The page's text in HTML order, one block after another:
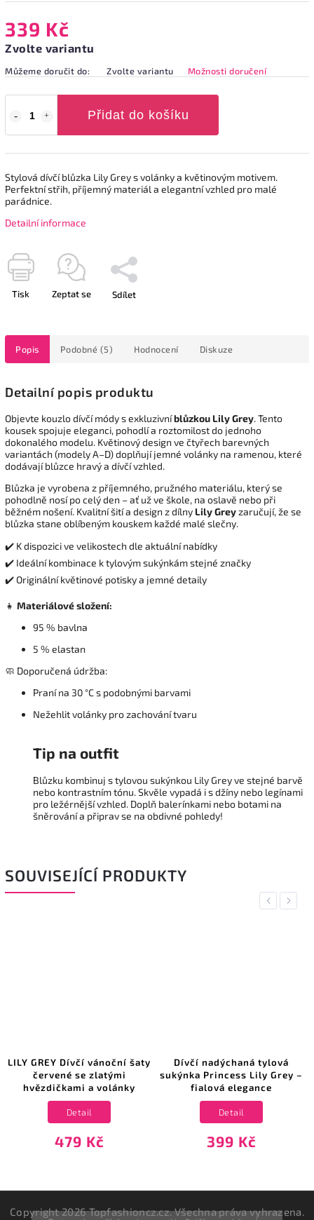
339 Kč
Zvolte variantu
Můžeme doručit do: Zvolte variantu Možnosti doručení
Přidat do košíku
Stylová dívčí blůzka Lily Grey s volánky a květinovým motivem.
Perfektní střih, příjemný materiál a elegantní vzhled pro malé
parádnice.
Detailní informace
Tisk Zeptat se Sdílet
Popis Podobné (5) Hodnocení Diskuze
Detailní popis produktu
Objevte kouzlo dívčí módy s exkluzivníblůzkou Lily Grey. Tento
kousek spojuje eleganci, pohodlí a roztomilost do jednoho
dokonalého modelu. Květinový design ve čtyřech barevných
variantách (modely A–D) doplňují jemné volánky na ramenou, které
dodávají blůzce hravý a dívčí vzhled.
Blůzka je vyrobena z příjemného, pružného materiálu, který se
pohodlně nosí po celý den – ať už ve škole, na oslavě nebo při
běžném nošení. Kvalitní šití a design z dílny Lily Greyzaručují, že se
blůzka stane oblíbeným kouskem každé malé slečny.
✔️ K dispozici ve velikostech dle aktuální nabídky
✔️ Ideální kombinace k tylovým sukýnkám stejné značky
✔️ Originální květinové potisky a jemné detaily
👧 Materiálové složení:
95 % bavlna
5 % elastan
🧼 Doporučená údržba:
Praní na 30 °C s podobnými barvami
Nežehlit volánky pro zachování tvaru
Tip na outfit
Blůzku kombinuj s tylovou sukýnkou Lily Grey ve stejné barvě
nebo kontrastním tónu. Skvěle vypadá i s džíny nebo legínami
pro ležérnější vzhled. Doplň balerínkami nebo botami na
šněrování a připrav se na obdivné pohledy!
SOUVISEJÍCÍ PRODUKTY
Previous
LILY GREY Dívčí vánoční šaty
červené se zlatými
hvězdičkami a volánky
479 Kč
Detail
Dívčí nadýchaná tylová
sukýnka Princess Lily Grey –
fialová elegance
399 Kč
Detail
Next
Copyright 2026Topfashioncz.cz. Všechna práva vyhrazena.